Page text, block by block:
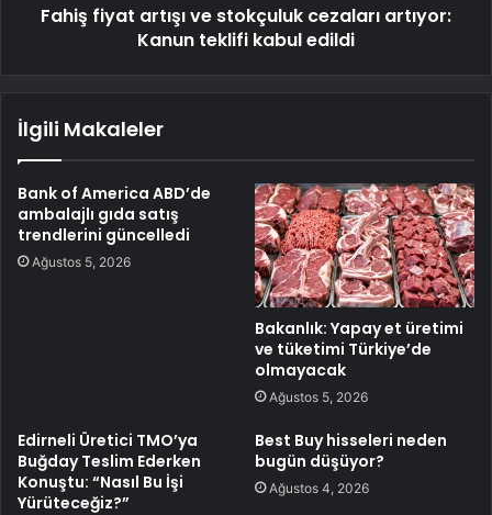
Fahiş fiyat artışı ve stokçuluk cezaları artıyor:
Kanun teklifi kabul edildi
İlgili Makaleler
Bank of America ABD’de
ambalajlı gıda satış
trendlerini güncelledi
Ağustos 5, 2026
Bakanlık: Yapay et üretimi
ve tüketimi Türkiye’de
olmayacak
Ağustos 5, 2026
Edirneli Üretici TMO’ya
Buğday Teslim Ederken
Konuştu: “Nasıl Bu İşi
Yürüteceğiz?”
Best Buy hisseleri neden
bugün düşüyor?
Ağustos 4, 2026